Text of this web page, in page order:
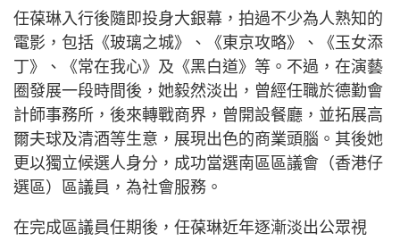
任葆琳入行後隨即投身大銀幕，拍過不少為人熟知的
電影，包括《玻璃之城》、《東京攻略》、《玉女添
丁》、《常在我心》及《黑白道》等。不過，在演藝
圈發展一段時間後，她毅然淡出，曾經任職於德勤會
計師事務所，後來轉戰商界，曾開設餐廳，並拓展高
爾夫球及清酒等生意，展現出色的商業頭腦。其後她
更以獨立候選人身分，成功當選南區區議會（香港仔
選區）區議員，為社會服務。
在完成區議員任期後，任葆琳近年逐漸淡出公眾視